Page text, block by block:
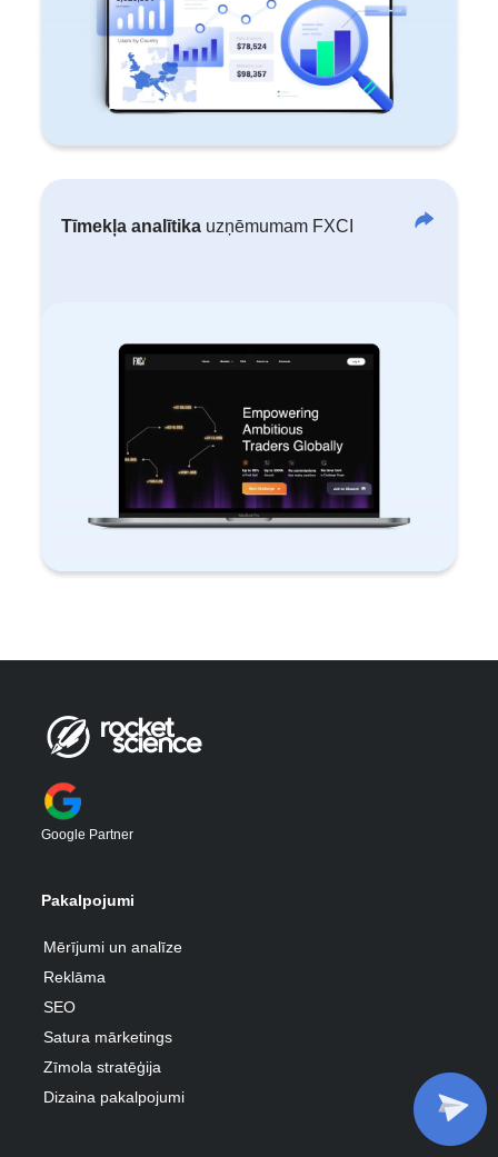
Privacy Policy
Karjeras
LV RU EN
Tīmekļa analītika uzņēmumam FXCI
Google Partner
Pakalpojumi
Mērījumi un analīze
Reklāma
SEO
Satura mārketings
Zīmola stratēģija
Dizaina pakalpojumi